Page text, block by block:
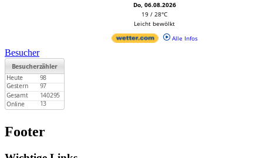
Do, 06.08.2026
19 / 28°C
Leicht bewölkt
Alle Infos
Besucher
Footer